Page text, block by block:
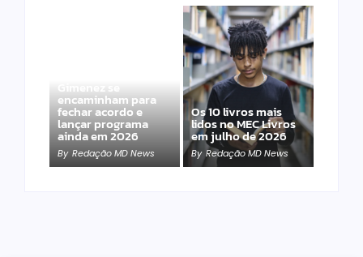
Gimenez se
encaminham para
fechar acordo e
lançar programa
ainda em 2026
By Redação MD News
Os 10 livros mais
lidos no MEC Livros
em julho de 2026
By Redação MD News